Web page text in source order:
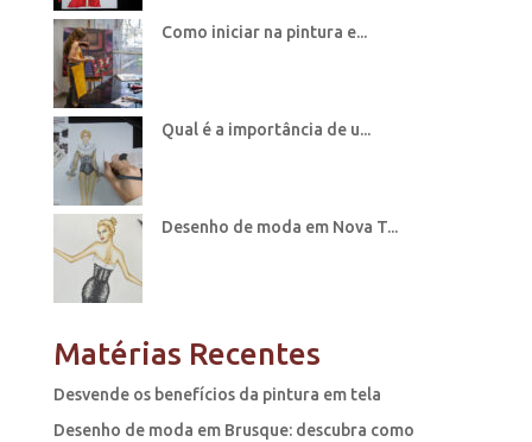
Como iniciar na pintura e...
Qual é a importância de u...
Desenho de moda em Nova T...
Matérias Recentes
Desvende os benefícios da pintura em tela
Desenho de moda em Brusque: descubra como